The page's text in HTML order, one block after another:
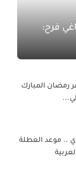
2026 مع ماغي فرح:
رمضان المبارك
.. موعد العطلة